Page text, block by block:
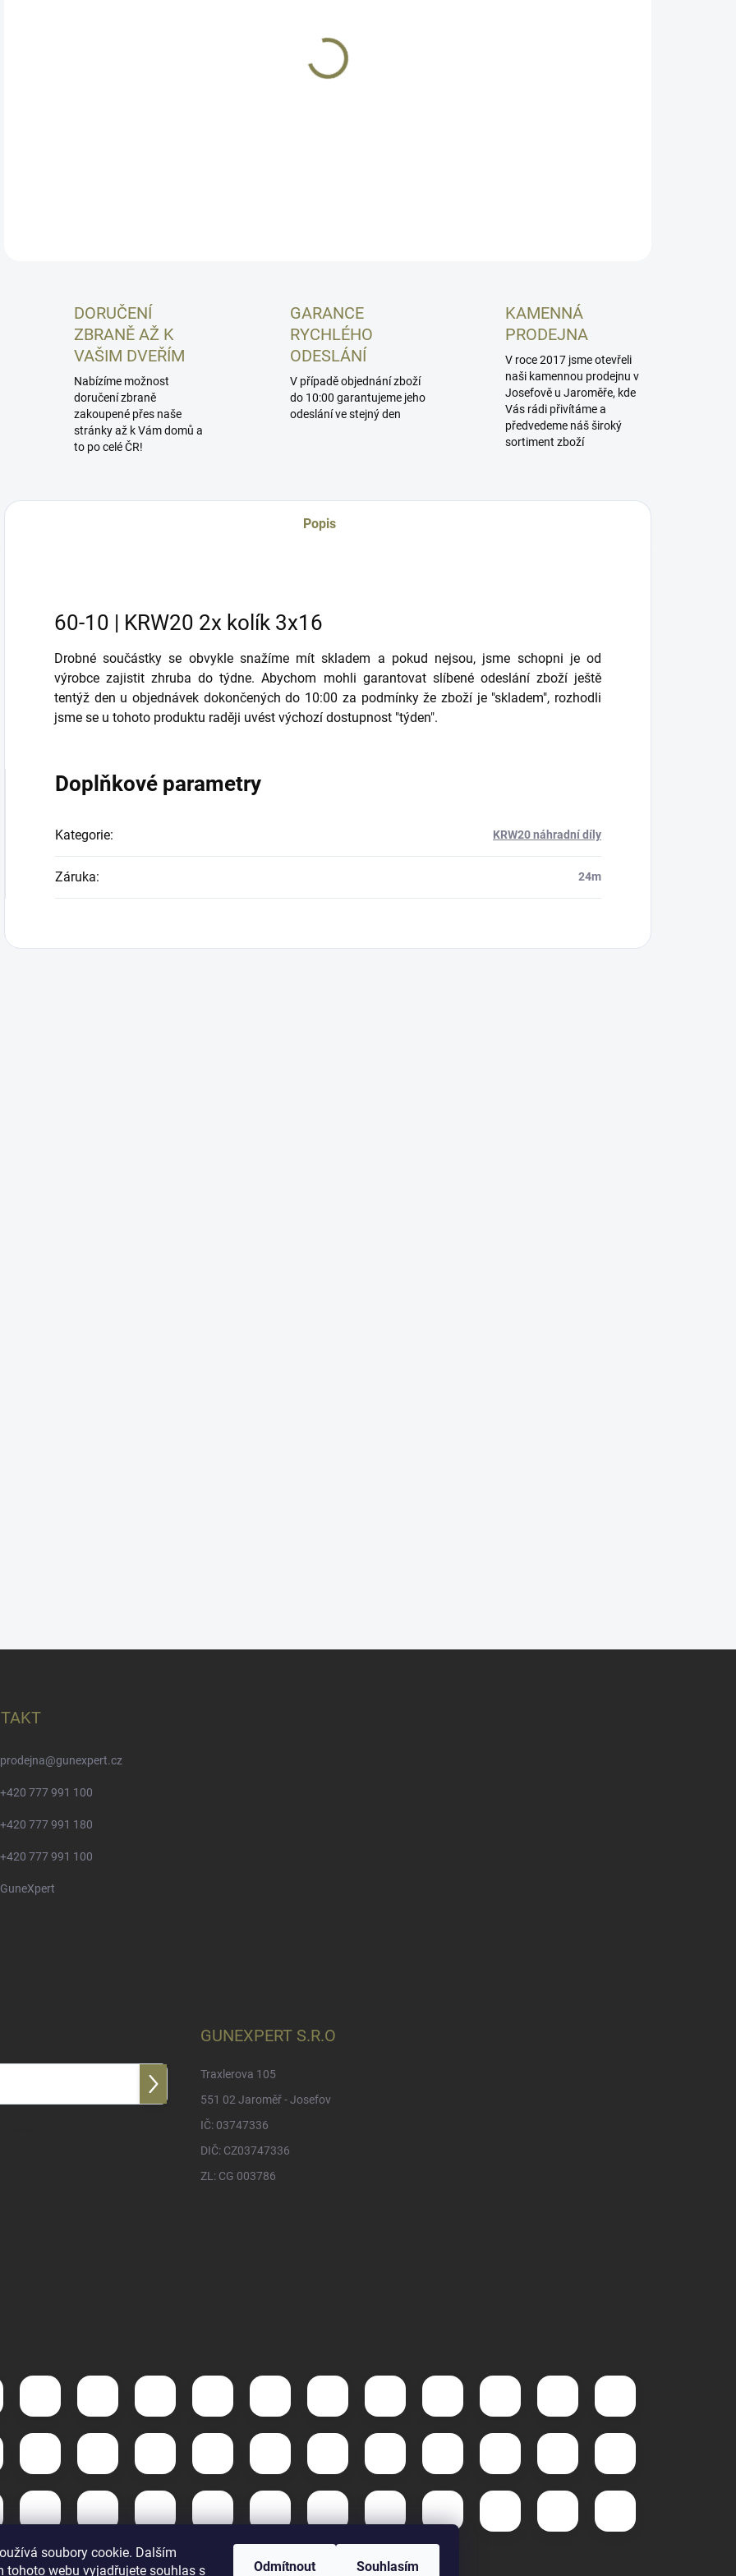
soubory cookie. Dalším
tohoto webu vyjadřujete souhlas s
Odmítnout Souhlasím
Drobné součástky se obvykle snažíme mít skladem a pokud
DORUČENÍ
ZBRANĚ AŽ K
VAŠIM DVEŘÍM
Nabízíme možnost
doručení zbraně
zakoupené přes naše
stránky až k Vám domů a
to po celé ČR!
GARANCE
RYCHLÉHO
ODESLÁNÍ
V případě objednání zboží
do 10:00 garantujeme jeho
odeslání ve stejný den
KAMENNÁ
PRODEJNA
V roce 2017 jsme otevřeli
naši kamennou prodejnu v
Josefově u Jaroměře, kde
Vás rádi přivítáme a
předvedeme náš široký
sortiment zboží
Popis
60-10 | KRW20 2x kolík 3x16
Drobné součástky se obvykle snažíme mít skladem a pokud nejsou, jsme schopni je od
výrobce zajistit zhruba do týdne. Abychom mohli garantovat slíbené odeslání zboží ještě
tentýž den u objednávek dokončených do 10:00 za podmínky že zboží je "skladem", rozhodli
jsme se u tohoto produktu raději uvést výchozí dostupnost "týden".
Doplňkové parametry
Kategorie: KRW20 náhradní díly
Záruka: 24m
prodejna@gunexpert.cz
+420 777 991 100
+420 777 991 180
+420 777 991 100
GuneXpert
Přihlásit
se
GUNEXPERT S.R.O
Traxlerova 105
551 02 Jaroměř - Josefov
IČ: 03747336
DIČ: CZ03747336
ZL: CG 003786